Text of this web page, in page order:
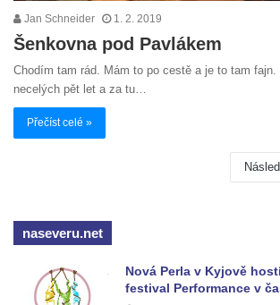
Jan Schneider 1. 2. 2019
Šenkovna pod Pavlákem
Chodím tam rád. Mám to po cestě a je to tam
necelých pět let a za tu…
Přečíst celé »
naseveru.net
Nová Perla v Kyjově
festival Performance v